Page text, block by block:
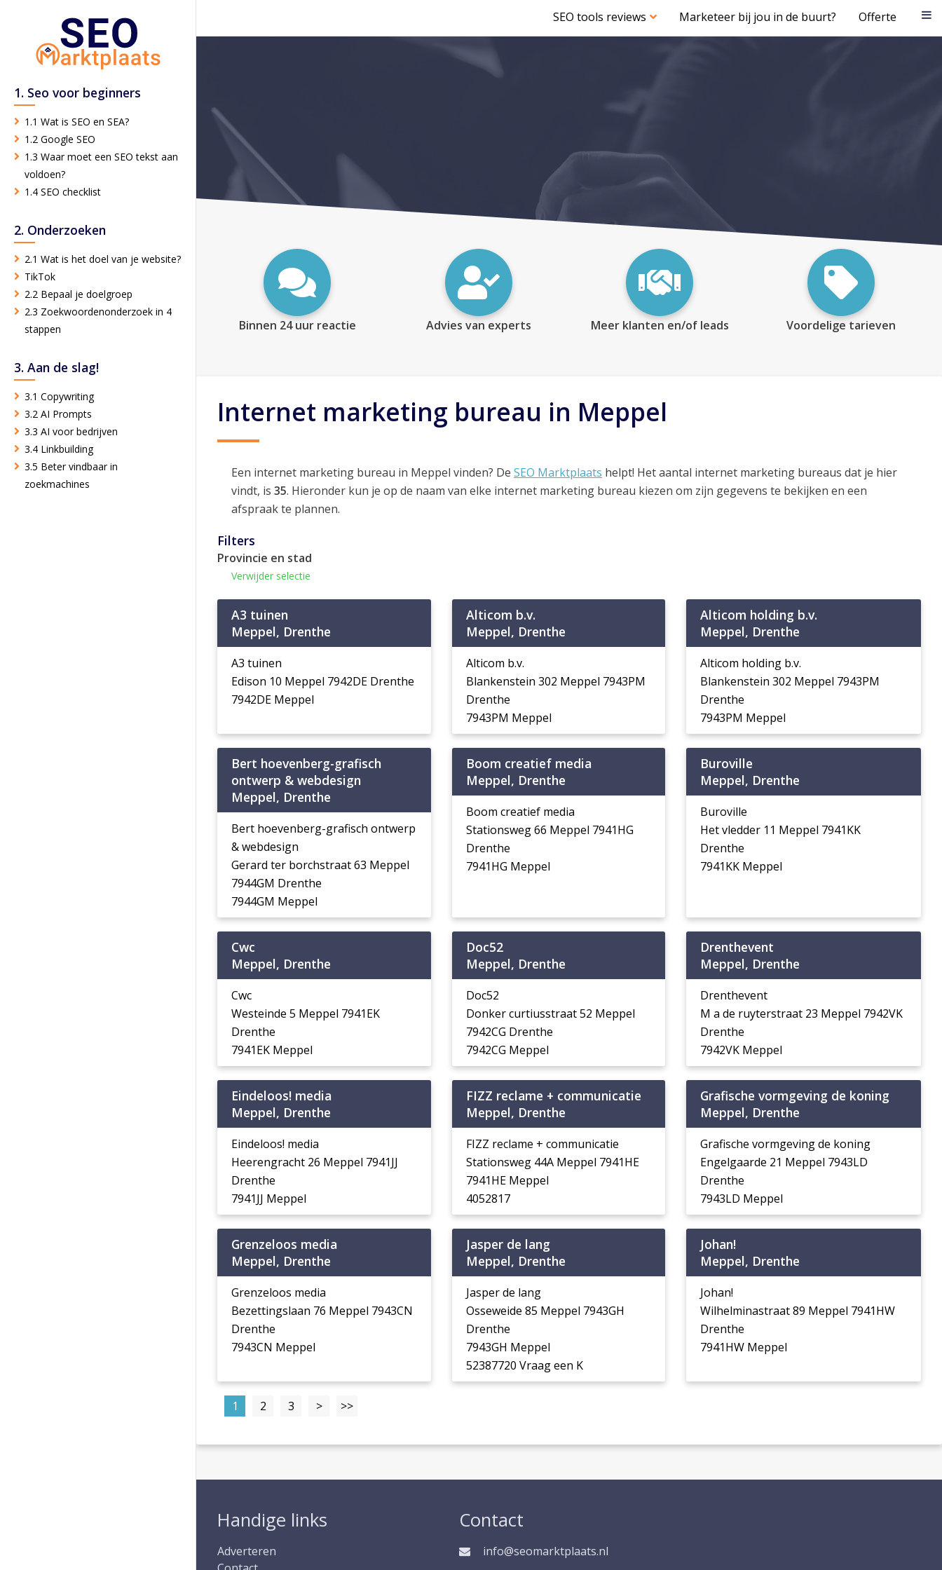
SEO tools reviews Marketeer bij jou in de buurt? Offerte
1. Seo voor beginners
1.1 Wat is SEO en SEA?
1.2 Google SEO
1.3 Waar moet een SEO tekst aan
voldoen?
1.4 SEO checklist
2. Onderzoeken
2.1 Wat is het doel van je website?
TikTok
2.2 Bepaal je doelgroep
2.3 Zoekwoordenonderzoek in 4
stappen
3. Aan de slag!
3.1 Copywriting
3.2 AI Prompts
3.3 AI voor bedrijven
3.4 Linkbuilding
3.5 Beter vindbaar in
zoekmachines
Binnen 24 uur reactie Advies van experts Meer klanten en/of leads Voordelige tarieven
Internet marketing bureau in Meppel
Een internet marketing bureau in Meppel vinden? De SEO Marktplaats helpt! Het aantal internet marketing bureaus dat je hier
vindt, is 35. Hieronder kun je op de naam van elke internet marketing bureau kiezen om zijn gegevens te bekijken en een
afspraak te plannen.
Filters
Provincie en stad
Verwijder selectie
A3 tuinen
Meppel, Drenthe
A3 tuinen
Edison 10 Meppel 7942DE Drenthe
7942DE Meppel
Alticom b.v.
Meppel, Drenthe
Alticom b.v.
Blankenstein 302 Meppel 7943PM
Drenthe
7943PM Meppel
Alticom holding b.v.
Meppel, Drenthe
Alticom holding b.v.
Blankenstein 302 Meppel 7943PM
Drenthe
7943PM Meppel
Bert hoevenberg-grafisch
ontwerp & webdesign
Meppel, Drenthe
Bert hoevenberg-grafisch ontwerp
& webdesign
Gerard ter borchstraat 63 Meppel
7944GM Drenthe
7944GM Meppel
Boom creatief media
Meppel, Drenthe
Boom creatief media
Stationsweg 66 Meppel 7941HG
Drenthe
7941HG Meppel
Buroville
Meppel, Drenthe
Buroville
Het vledder 11 Meppel 7941KK
Drenthe
7941KK Meppel
Cwc
Meppel, Drenthe
Cwc
Westeinde 5 Meppel 7941EK
Drenthe
7941EK Meppel
Doc52
Meppel, Drenthe
Doc52
Donker curtiusstraat 52 Meppel
7942CG Drenthe
7942CG Meppel
Drenthevent
Meppel, Drenthe
Drenthevent
M a de ruyterstraat 23 Meppel 7942VK
Drenthe
7942VK Meppel
Eindeloos! media
Meppel, Drenthe
Eindeloos! media
Heerengracht 26 Meppel 7941JJ
Drenthe
7941JJ Meppel
FIZZ reclame + communicatie
Meppel, Drenthe
FIZZ reclame + communicatie
Stationsweg 44A Meppel 7941HE
7941HE Meppel
4052817
Grafische vormgeving de koning
Meppel, Drenthe
Grafische vormgeving de koning
Engelgaarde 21 Meppel 7943LD
Drenthe
7943LD Meppel
Grenzeloos media
Meppel, Drenthe
Grenzeloos media
Bezettingslaan 76 Meppel 7943CN
Drenthe
7943CN Meppel
Jasper de lang
Meppel, Drenthe
Jasper de lang
Osseweide 85 Meppel 7943GH
Drenthe
7943GH Meppel
52387720 Vraag een K
Johan!
Meppel, Drenthe
Johan!
Wilhelminastraat 89 Meppel 7941HW
Drenthe
7941HW Meppel
1 2 3 > >>
Handige links
Adverteren
Contact
info@seomarktplaats.nl